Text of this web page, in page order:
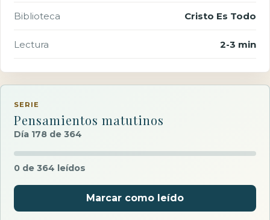
Biblioteca Cristo Es Todo
Lectura 2-3 min
SERIE
Pensamientos matutinos
Día 178 de 364
0 de 364 leídos
Marcar como leído